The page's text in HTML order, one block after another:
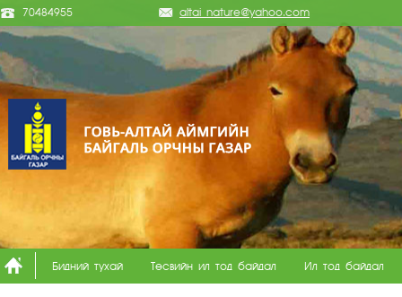
70484955 altai_nature@yahoo.com
Бидний тухай Төсвийн ил тод байдал Ил тод байдал